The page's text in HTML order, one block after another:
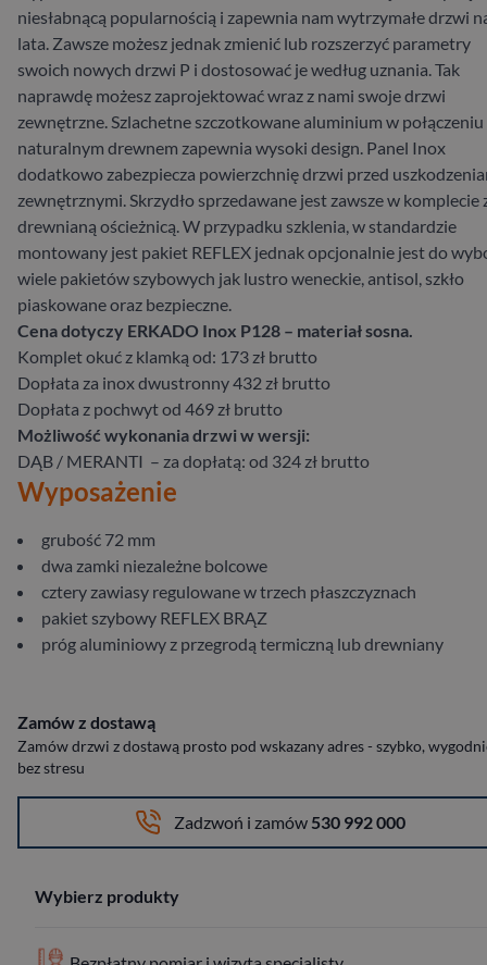
niesłabnącą popularnością i zapewnia nam wytrzymałe drzwi
lata. Zawsze możesz jednak zmienić lub rozszerzyć parametry
swoich nowych drzwi P i dostosować je według uznania. Tak
naprawdę możesz zaprojektować wraz z nami swoje drzwi
zewnętrzne. Szlachetne szczotkowane aluminium w połączeniu
naturalnym drewnem zapewnia wysoki design. Panel Inox
dodatkowo zabezpiecza powierzchnię drzwi przed
zewnętrznymi. Skrzydło sprzedawane jest zawsze w komplecie
drewnianą ościeżnicą. W przypadku szklenia, w standardzie
montowany jest pakiet REFLEX jednak opcjonalnie jest do
wiele pakietów szybowych jak lustro weneckie, antisol, szkło
piaskowane oraz bezpieczne.
Cena dotyczy ERKADO Inox P128 – materiał sosna.
Komplet okuć z klamką od: 173 zł brutto
Dopłata za inox dwustronny 432 zł brutto
Dopłata z pochwyt od 469 zł brutto
Możliwość wykonania drzwi w wersji:
DĄB / MERANTI – za dopłatą: od 324 zł brutto
Wyposażenie
grubość 72 mm
dwa zamki niezależne bolcowe
cztery zawiasy regulowane w trzech płaszczyznach
pakiet szybowy REFLEX BRĄZ
próg aluminiowy z przegrodą termiczną lub drewniany
Zamów z dostawą
Zamów drzwi z dostawą prosto pod wskazany adres - szybko,
bez stresu
Zadzwoń i zamów 530 992 000
Wybierz produkty